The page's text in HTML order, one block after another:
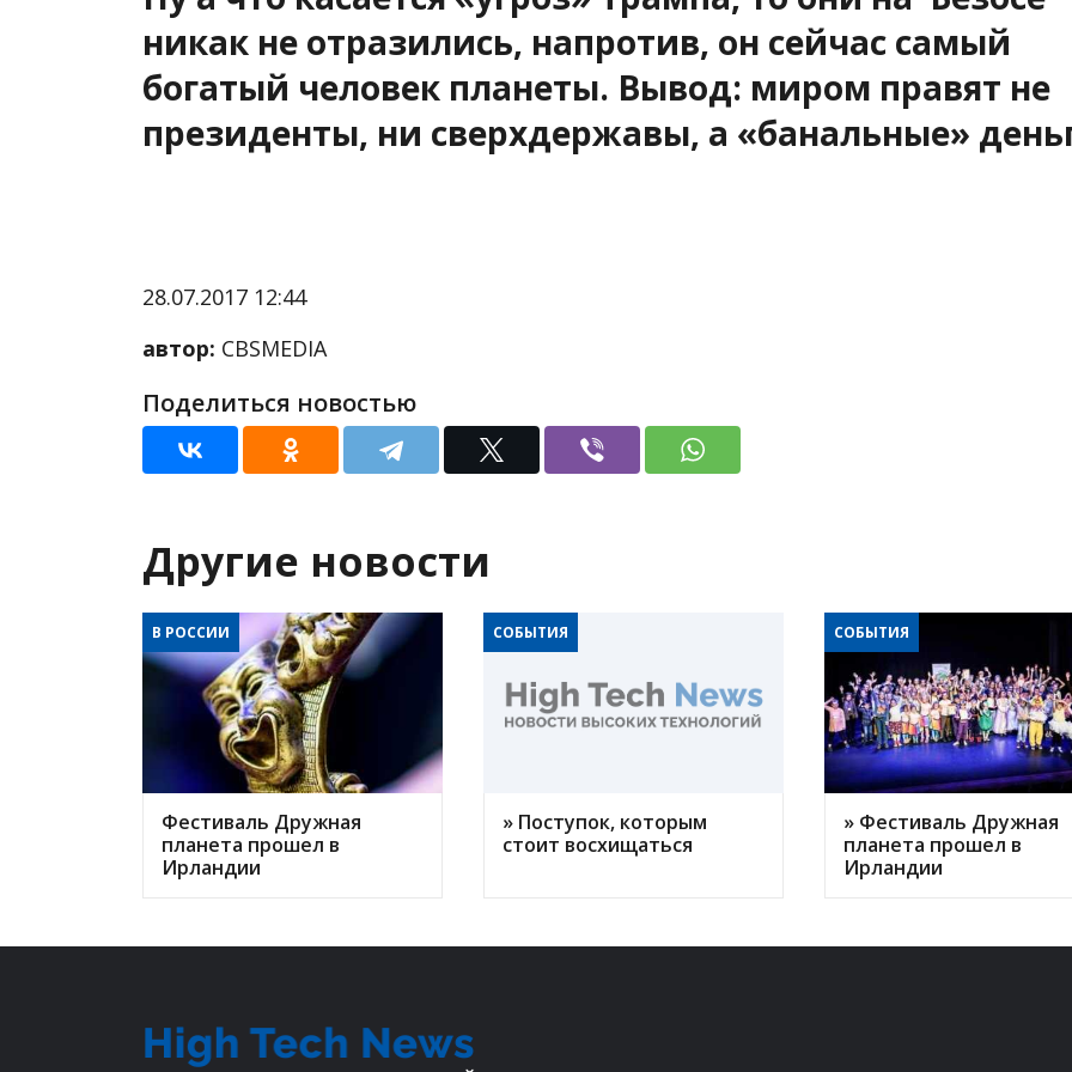
никак не отразились, напротив, он сейчас самый
богатый человек планеты. Вывод: миром правят не
президенты, ни сверхдержавы, а «банальные»
28.07.2017 12:44
автор: CBSMEDIA
Поделиться новостью
Другие новости
В РОССИИ
Фестиваль Дружная
планета прошел в
Ирландии
СОБЫТИЯ
» Поступок, которым
стоит восхищаться
СОБЫТИЯ
» Фестиваль Дружная
планета прошел в
Ирландии